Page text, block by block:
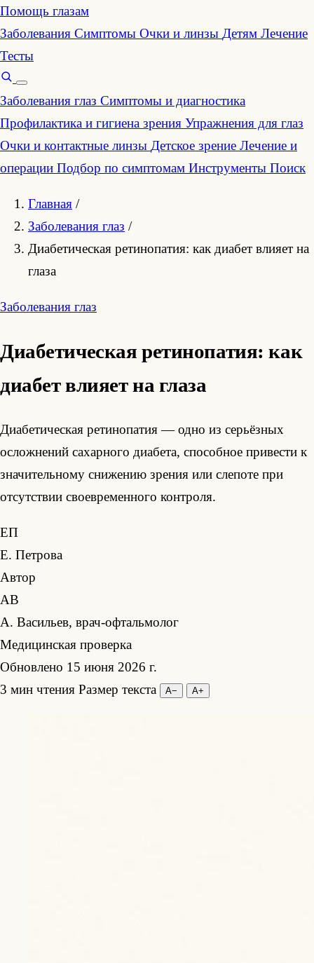
Помощь глазам
Заболевания Симптомы Очки и линзы Детям Лечение
Тесты
Заболевания глаз Симптомы и диагностика
Профилактика и гигиена зрения Упражнения для глаз
Очки и контактные линзы Детское зрение Лечение и
операции Подбор по симптомам Инструменты Поиск
Главная /
Заболевания глаз /
Диабетическая ретинопатия: как диабет влияет на
глаза
Заболевания глаз
Диабетическая ретинопатия: как
диабет влияет на глаза
Диабетическая ретинопатия — одно из серьёзных
осложнений сахарного диабета, способное привести к
значительному снижению зрения или слепоте при
отсутствии своевременного контроля.
ЕП
Е. Петрова
Автор
АВ
А. Васильев, врач-офтальмолог
Медицинская проверка
Обновлено 15 июня 2026 г.
3 мин чтения Размер текста А− А+